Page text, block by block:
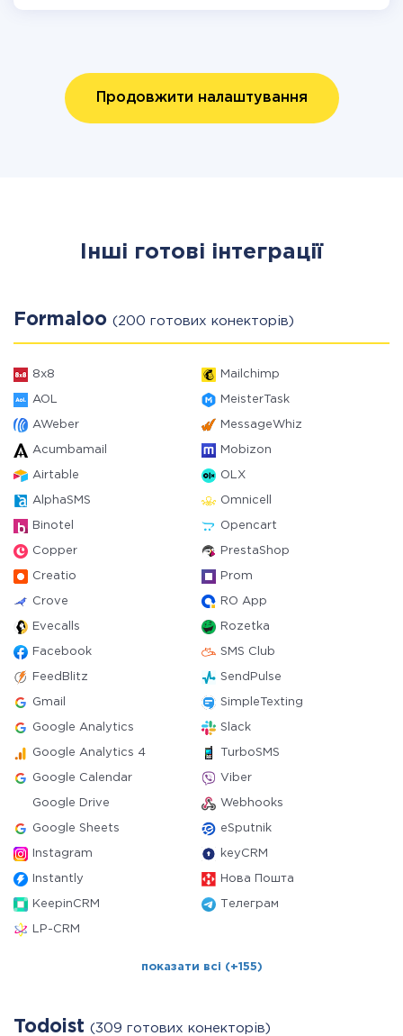
Продовжити налаштування
Інші готові інтеграції
Formaloo (200 готових конекторів)
8x8 Mailchimp
AOL MeisterTask
AWeber MessageWhiz
Acumbamail Mobizon
Airtable OLX
AlphaSMS Omnicell
Binotel Opencart
Copper PrestaShop
Creatio Prom
Crove RO App
Evecalls Rozetka
Facebook SMS Club
FeedBlitz SendPulse
Gmail SimpleTexting
Google Analytics Slack
Google Analytics 4 TurboSMS
Google Calendar Viber
Google Drive Webhooks
Google Sheets eSputnik
Instagram keyCRM
Instantly Нова Пошта
KeepinCRM Телеграм
LP-CRM
показати всі (+155)
Todoist (309 готових конекторів)